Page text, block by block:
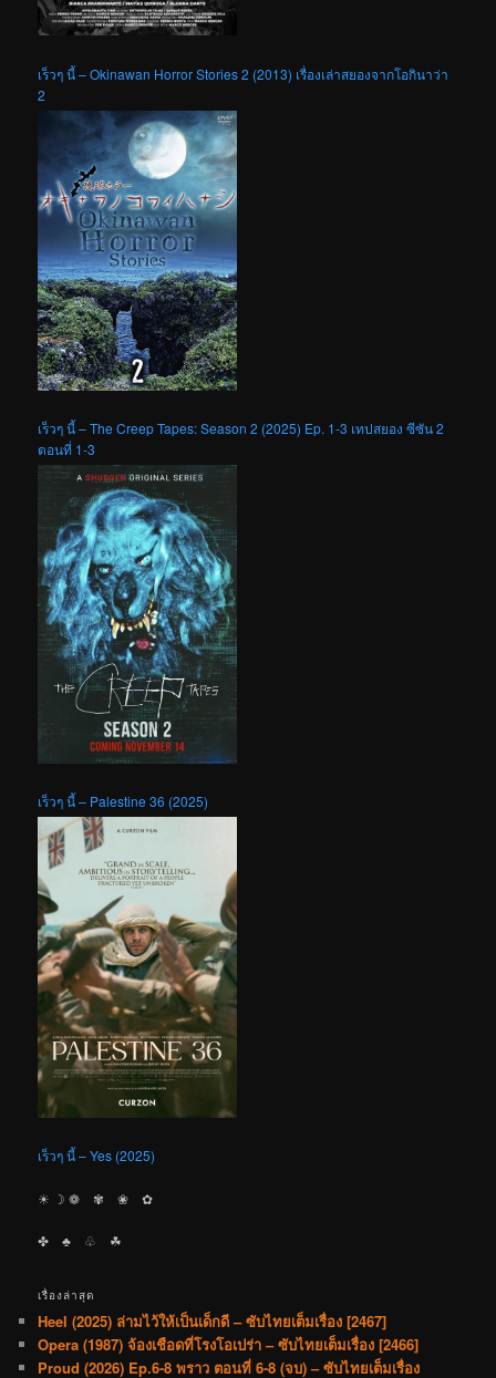
เร็วๆ นี้ – Okinawan Horror Stories 2 (2013) เรื่องเล่าสยองจากโอกินาว่า
2
เร็วๆ นี้ – The Creep Tapes: Season 2 (2025) Ep. 1-3 เทปสยอง ซีซัน 2
ตอนที่ 1-3
เร็วๆ นี้ – Palestine 36 (2025)
เร็วๆ นี้ – Yes (2025)
☀︎ ☽ ❁ ✾ ❀ ✿
✤ ♣︎ ♧ ☘︎
เรื่องล่าสุด
Heel (2025) ล่ามไว้ให้เป็นเด็กดี – ซับไทยเต็มเรื่อง [2467]
Opera (1987) จ้องเชือดที่โรงโอเปร่า – ซับไทยเต็มเรื่อง [2466]
Proud (2026) Ep.6-8 พราว ตอนที่ 6-8 (จบ) – ซับไทยเต็มเรื่อง